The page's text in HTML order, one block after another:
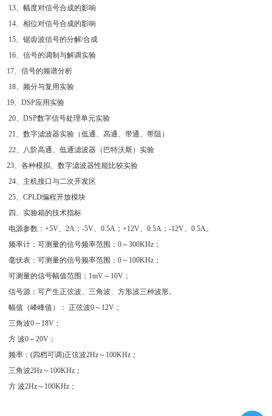
13、幅度对信号合成的影响
14、相位对信号合成的影响
15、锯齿波信号的分解/合成
16、信号的调制与解调实验
17、信号的频谱分析
18、频分与复用实验
19、DSP应用实验
20、DSP数字信号处理单元实验
21、数字滤波器实验（低通、高通、带通、带阻）
22、八阶高通、低通滤波器（巴特沃斯）实验
23、各种模拟、数字滤波器性能比较实验
24、主机接口与二次开发区
25、CPLD编程开放模块
四、实验箱的技术指标
电源参数：+5V、2A ；-5V、0.5A ；+12V、0.5A ；-12V、0.5A。
频率计：可测量的信号频率范围：0～300KHz ；
毫伏表：可测量的信号频率范围：0～ 100KHz ；
可测量的信号幅值范围： 1mV～ 10V ；
信号源：可产生正弦波、三角波、方形波三种波形。
幅值（峰峰值）： 正弦波0～ 12V ；
三角波0～ 18V ；
方 波0～20V ；
频率：(四档可调)正弦波2Hz～ 100KHz ；
三角波2Hz～ 100KHz ；
方 波2Hz～ 100KHz ；